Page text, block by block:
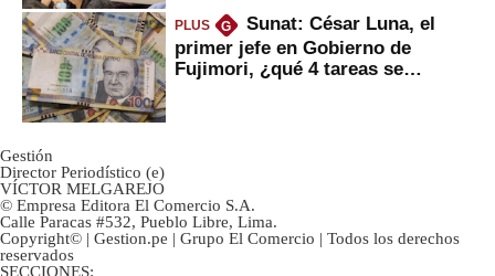
PLUS G
Sunat: César Luna, el
primer jefe en Gobierno de
Fujimori, ¿qué 4 tareas se
Gestión
Director Periodístico (e)
VÍCTOR MELGAREJO
© Empresa Editora El Comercio S.A.
Calle Paracas #532, Pueblo Libre, Lima.
Copyright© | Gestion.pe | Grupo El Comercio | Todos los derechos
reservados
SECCIONES: